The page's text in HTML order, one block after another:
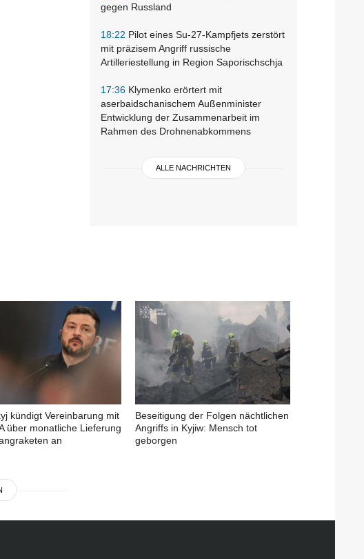
gegen Russland
18:22 Pilot eines Su-27-Kampfjets zerstört
mit präzisem Angriff russische
Artilleriestellung in Region Saporischschja
17:36 Klymenko erörtert mit
aserbaidschanischem Außenminister
Entwicklung der Zusammenarbeit im
Rahmen des Drohnenabkommens
ALLE NACHRICHTEN
kündigt Vereinbarung mit
über monatliche Lieferung
an
Beseitigung der Folgen nächtlichen
Angriffs in Kyjiw: Mensch tot
geborgen